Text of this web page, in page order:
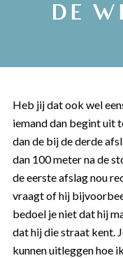
DE
Heb jij dat ook wel
iemand dan begint uit
dan de bij de derde
dan 100 meter na de
de eerste afslag nou
vraagt of hij
bedoel je niet dat hij
dat hij die straat kent.
kunnen uitleggen hoe